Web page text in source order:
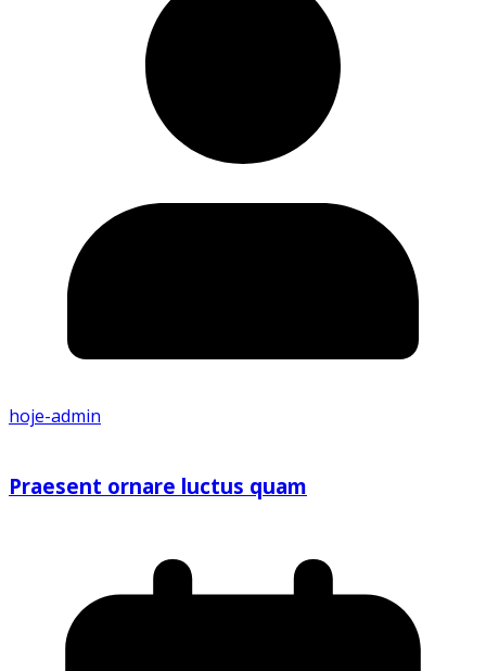
hoje-admin
Praesent ornare luctus quam